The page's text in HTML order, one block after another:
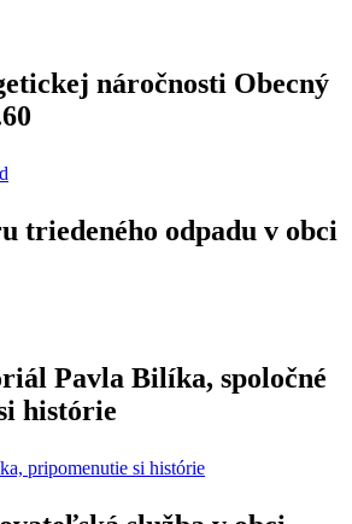
náročnosti Obecný
triedeného odpadu v obci
Pavla Bilíka, spoločné
histórie